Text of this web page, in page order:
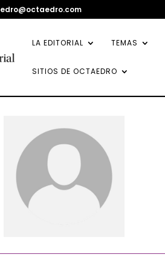
LA EDITORIAL TEMAS
SITIOS DE OCTAEDRO